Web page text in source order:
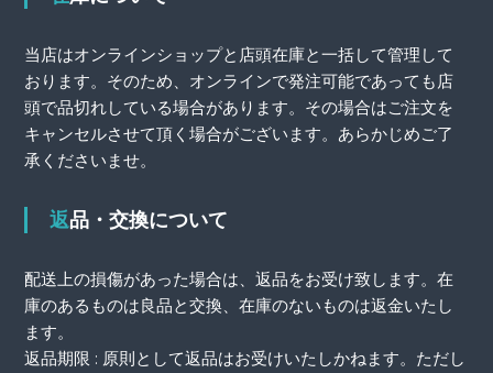
当店はオンラインショップと店頭在庫と一括して管理して
おります。そのため、オンラインで発注可能であっても店
頭で品切れしている場合があります。その場合はご注文を
キャンセルさせて頂く場合がございます。あらかじめご了
承くださいませ。
返品・交換について
配送上の損傷があった場合は、返品をお受け致します。在
庫のあるものは良品と交換、在庫のないものは返金いたし
ます。
返品期限 : 原則として返品はお受けいたしかねます。ただし